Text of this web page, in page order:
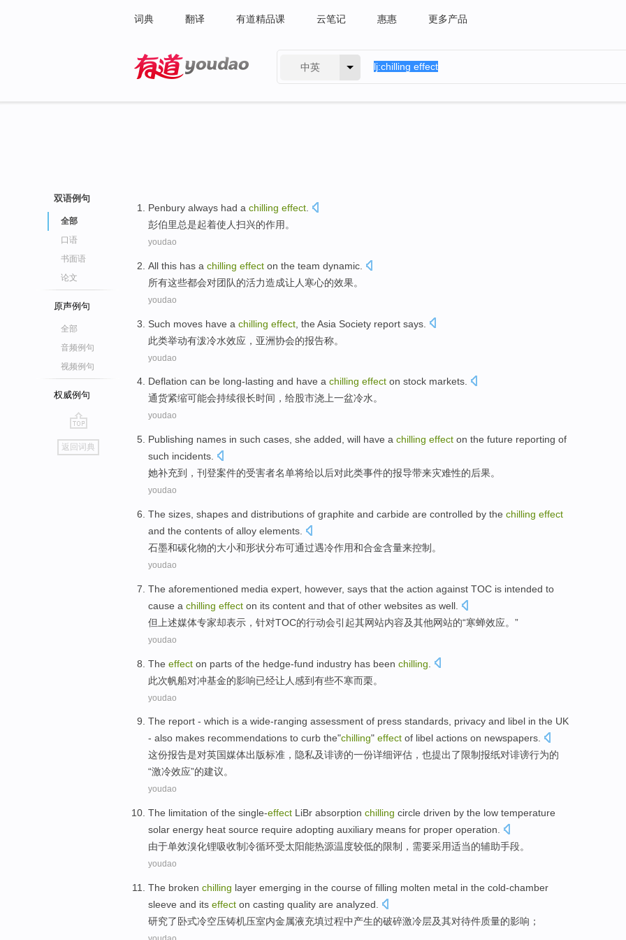
词典 翻译 有道精品课 云笔记 惠惠 更多产品
中英
双语例句
全部
口语
书面语
论文
原声例句
全部
音频例句
视频例句
权威例句
go
top
返回词典
Penbury always had a chilling effect
彭伯里总是起着使 人扫兴的作用 。
youdao
All this has a chilling effect on the team dynamic
所有这些都会对团队的活力造成让人寒心的效果。
youdao
Such moves have a chilling effect the Asia Society report says
此类举动有泼冷水效应 ， 亚洲协会的报告称。
youdao
Deflation can be long-lasting and have a chilling effect on stock markets.
通货紧缩可能会持续很长时间 ，给股市浇上一盆冷水。
youdao
Publishing names in such cases she added will have a chilling effect on the future reporting of
such incidents
她补充到 ， 刊登案件的受害者名单将给以后对此类事件的报导带来灾难性的后果。
youdao
The sizes shapes and distributions of graphite and carbide are controlled by the chilling effect
and the contents of alloy elements
石墨和碳化物的大小和形状分布可通过遇冷作用和合金含量来控制 。
youdao
The aforementioned media expert however, says that the action against TOC is intended to
cause a chilling effect on its content and that of other websites as well.
但 上述媒体专家却表示 ， 针对TOC的行动会引起其网站内容及其他网站的“寒蝉效应。”
youdao
The effect on parts of the hedge-fund industry has been chilling
此次帆船对冲基金的影响已经让人感到有些不寒而栗。
youdao
The report - which is a wide-ranging assessment of press standards, privacy and libel in the UK
- also makes recommendations to curb the"chilling" effect of libel actions on newspapers.
这份报告是对英国媒体出版标准 ， 隐私及诽谤的一份详细评估 ， 也提出了 限制报纸对诽谤行为的
“激冷效应”的建议。
youdao
The limitation of the single-effect LiBr absorption chilling circle driven by the low temperature
solar energy heat source require adopting auxiliary means for proper operation.
由于单效溴化锂吸收制冷循环受太阳能热源温度较低的限制 ， 需要采用适当的辅助手段。
youdao
The broken chilling layer emerging in the course of filling molten metal in the cold-chamber
sleeve and its effect on casting quality are analyzed.
研究了卧式冷空压铸机压室内金属液充填过程中产生的破碎激冷层及其对待件质量的影响 ；